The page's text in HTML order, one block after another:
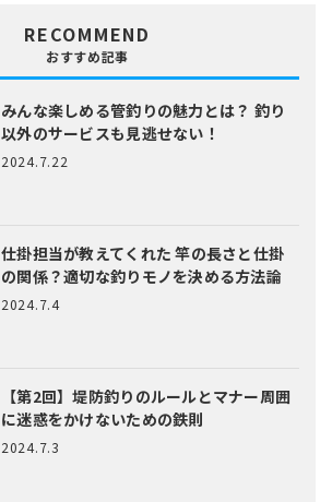
RECOMMEND
おすすめ記事
みんな楽しめる管釣りの魅力とは？ 釣り
以外のサービスも見逃せない！
2024.7.22
仕掛担当が教えてくれた竿の長さと仕掛
の関係？適切な釣りモノを決める方法論
2024.7.4
【第2回】堤防釣りのルールとマナー周囲
に迷惑をかけないための鉄則
2024.7.3